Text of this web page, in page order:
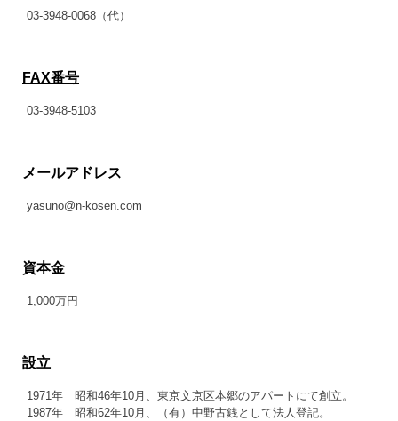
03-3948-0068（代）
FAX番号
03-3948-5103
メールアドレス
yasuno@n-kosen.com
資本金
1,000万円
設立
1971年 昭和46年10月、東京文京区本郷のアパートにて創立。
1987年 昭和62年10月、（有）中野古銭として法人登記。